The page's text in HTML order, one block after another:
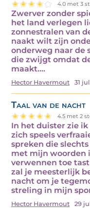
4.0 met 3
Zwerver zonder
het land verlegen
zonnestralen van
naakt wilt zijn
onderweg naar de
die zwijgt omdat
maakt.…
Hector Havermout 31
Taal van de nacht
4.5 met 2
In het duister zie
zich speels
spreken die
met mijn woorden
verwennen toe
zal je meesterlijk
nacht om je
streling in mijn
Hector Havermout 29